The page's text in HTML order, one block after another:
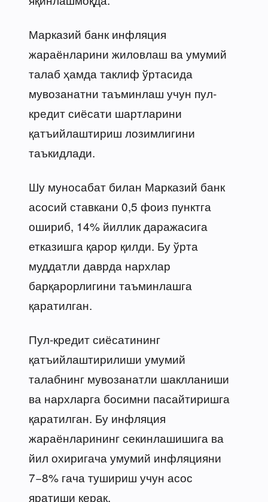
Марказий банк инфляция
жараёнларини жиловлаш ва умумий
талаб ҳамда таклиф ўртасида
мувозанатни таъминлаш учун пул-
кредит сиёсати шартларини
қатъийлаштириш лозимлигини
таъкидлади.
Шу муносабат билан Марказий банк
асосий ставкани 0,5 фоиз пунктга
ошириб, 14% йиллик даражасига
етказишга қарор қилди. Бу ўрта
муддатли даврда нархлар
барқарорлигини таъминлашга
қаратилган.
Пул-кредит сиёсатининг
қатъийлаштирилиши умумий
талабнинг мувозанатли шаклланиши
ва нархларга босимни пасайтиришга
қаратилган. Бу инфляция
жараёнларининг секинлашишига ва
йил охиригача умумий инфляцияни
7−8% гача тушириш учун асос
яратиши керак.